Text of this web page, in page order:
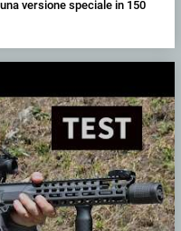
versione speciale in 150